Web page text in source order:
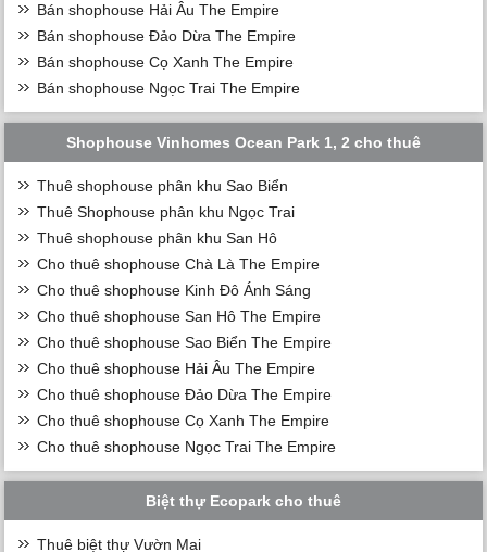
Bán shophouse Hải Âu The Empire
Bán shophouse Đảo Dừa The Empire
Bán shophouse Cọ Xanh The Empire
Bán shophouse Ngọc Trai The Empire
Shophouse Vinhomes Ocean Park 1, 2 cho thuê
Thuê shophouse phân khu Sao Biển
Thuê Shophouse phân khu Ngọc Trai
Thuê shophouse phân khu San Hô
Cho thuê shophouse Chà Là The Empire
Cho thuê shophouse Kinh Đô Ánh Sáng
Cho thuê shophouse San Hô The Empire
Cho thuê shophouse Sao Biển The Empire
Cho thuê shophouse Hải Âu The Empire
Cho thuê shophouse Đảo Dừa The Empire
Cho thuê shophouse Cọ Xanh The Empire
Cho thuê shophouse Ngọc Trai The Empire
Biệt thự Ecopark cho thuê
Thuê biệt thự Vườn Mai